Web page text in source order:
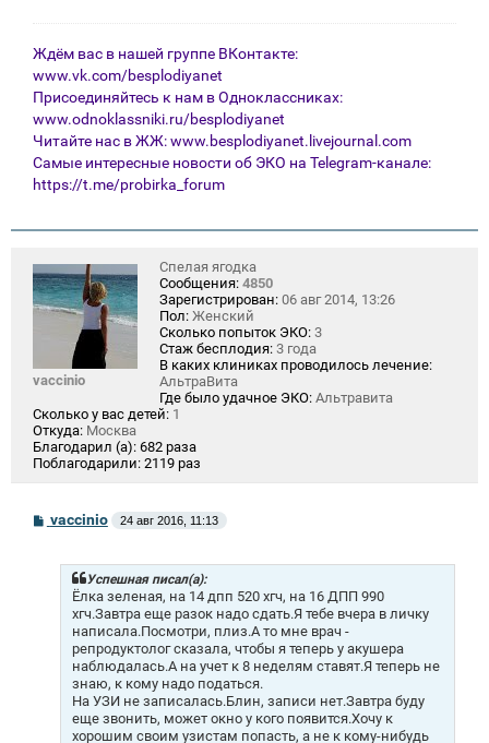
Ждём вас в нашей группе ВКонтакте:
www.vk.com/besplodiyanet
Присоединяйтесь к нам в Одноклассниках:
www.odnoklassniki.ru/besplodiyanet
Читайте нас в ЖЖ:www.besplodiyanet.livejournal.com
Самые интересные новости об ЭКО на Telegram-канале:
https://t.me/probirka_forum
vaccinio
Спелая ягодка
Сообщения: 4850
Зарегистрирован: 06 авг 2014, 13:26
Пол: Женский
Сколько попыток ЭКО: 3
Стаж бесплодия: 3 года
В каких клиниках проводилось лечение:
АльтраВита
Где было удачное ЭКО: Альтравита
Сколько у вас детей: 1
Откуда: Москва
Благодарил (а): 682 раза
Поблагодарили: 2119 раз
С
о
vaccinio 24 авг 2016, 11:13
Успешная писал(а):
Ёлка зеленая, на 14 дпп 520 хгч, на 16 ДПП 990
хгч.Завтра еще разок надо сдать.Я тебе вчера в личку
написала.Посмотри, плиз.А то мне врач -
репродуктолог сказала, чтобы я теперь у акушера
наблюдалась.А на учет к 8 неделям ставят.Я теперь не
знаю, к кому надо податься.
На УЗИ не записалась.Блин, записи нет.Завтра буду
еще звонить, может окно у кого появится.Хочу к
хорошим своим узистам попасть, а не к кому-нибудь